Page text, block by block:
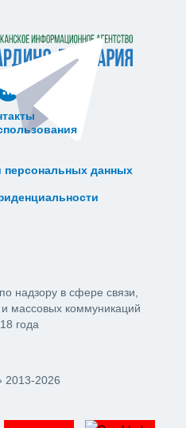
персональных данных
2013-2026
надзору в сфере связи,
массовых коммуникаций
года